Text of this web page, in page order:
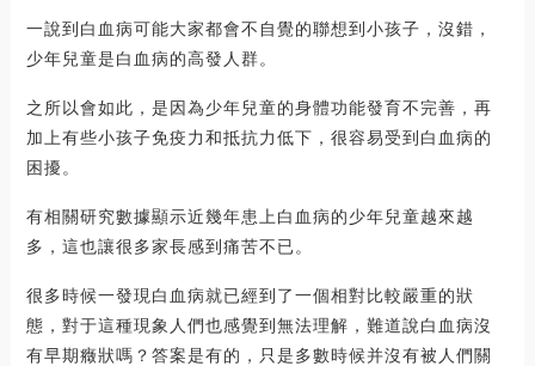
一說到白血病可能大家都會不自覺的聯想到小孩子，沒錯，
少年兒童是白血病的高發人群。
之所以會如此，是因為少年兒童的身體功能發育不完善，再
加上有些小孩子免疫力和抵抗力低下，很容易受到白血病的
困擾。
有相關研究數據顯示近幾年患上白血病的少年兒童越來越
多，這也讓很多家長感到痛苦不已。
很多時候一發現白血病就已經到了一個相對比較嚴重的狀
態，對于這種現象人們也感覺到無法理解，難道說白血病沒
有早期癥狀嗎？答案是有的，只是多數時候并沒有被人們關